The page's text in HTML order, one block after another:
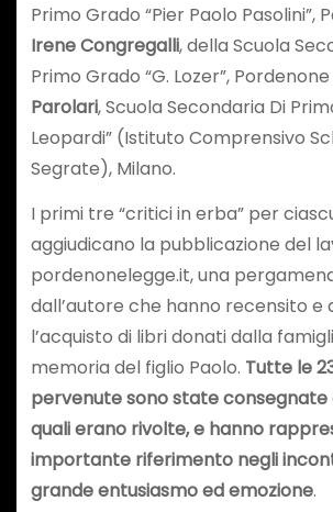
Primo Grado “Pier Paolo Pasolini”,
Irene Congregalli, della Scuola
Primo Grado “G. Lozer”,
Parolari, Scuola Secondaria Di
Leopardi” (Istituto Comprensivo
Segrate), Milano.
I primi tre “critici in erba” per
aggiudicano la pubblicazione del
pordenonelegge.it, una
dall’autore che hanno recensito e
l’acquisto di libri donati dalla
memoria del figlio Paolo. Tutte le
pervenute sono state consegnate
quali erano rivolte, e hanno
importante riferimento negli
grande entusiasmo ed emozione.